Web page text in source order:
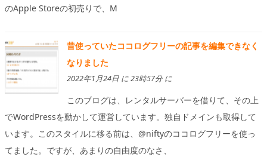
のApple Storeの初売りで、M
昔使っていたココログフリーの記事を編集できなく
なりました
2022年1月24日 に 23時57分 に
このブログは、レンタルサーバーを借りて、その上
でWordPressを動かして運営しています。独自ドメインも取得して
います。このスタイルに移る前は、@niftyのココログフリーを使っ
てました。ですが、あまりの自由度のなさ、